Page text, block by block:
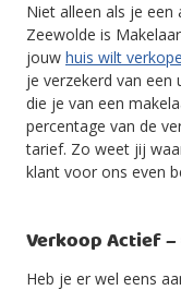
Niet alleen als je
Zeewolde is
jouw huis wilt
je verzekerd van een
die je van een
percentage van de
tarief. Zo weet jij
klant voor ons even
Verkoop Actief –
Heb je er wel eens